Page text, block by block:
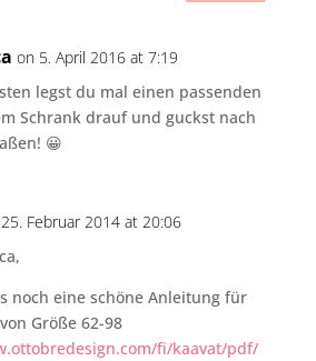
on 5. April 2016 at 7:19
legst du mal einen passenden
Schrank drauf und guckst nach
😀
Februar 2014 at 20:06
noch eine schöne Anleitung für
Größe 62-98
fi/kaavat/pdf/